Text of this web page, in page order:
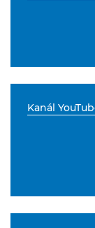
Kanál